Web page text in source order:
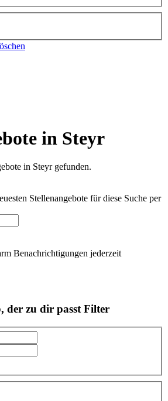
in Steyr
in Steyr gefunden.
Stellenangebote für diese Suche per
Benachrichtigungen jederzeit
der zu dir passt Filter